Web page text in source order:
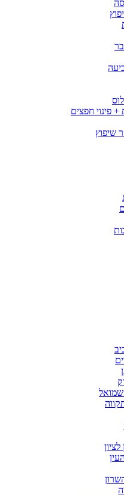
+ פינוי חפצים
שיפוץ
שמואל